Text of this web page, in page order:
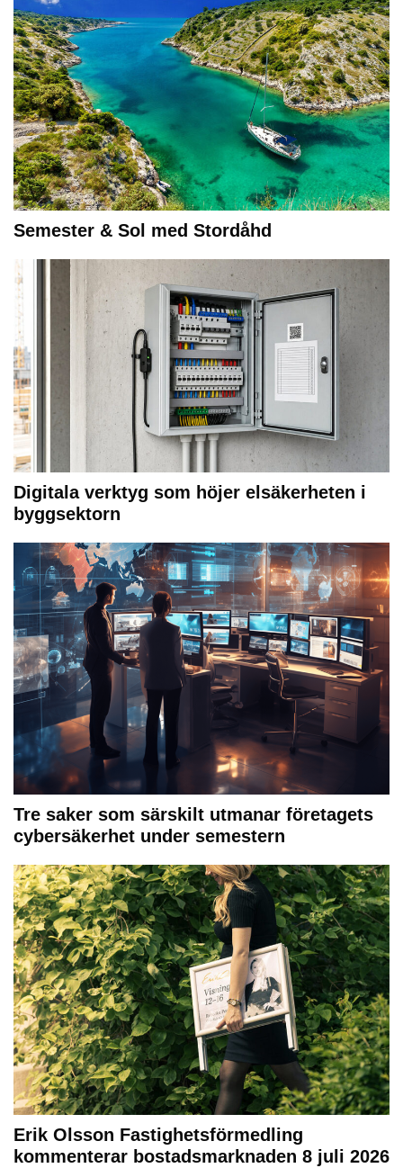
Semester & Sol med Stordåhd
Digitala verktyg som höjer elsäkerheten i
byggsektorn
Tre saker som särskilt utmanar företagets
cybersäkerhet under semestern
Erik Olsson Fastighetsförmedling
kommenterar bostadsmarknaden 8 juli 2026